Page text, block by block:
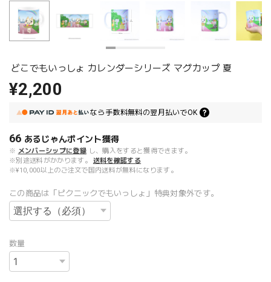
どこでもいっしょ カレンダーシリーズ マグカップ 夏
¥2,200
なら 手数料無料の翌月払いでOK
66 あるじゃんポイント獲得
※ メンバーシップに登録 し、購入をすると獲得できます。
※別途送料がかかります。
送料を確認する
※¥10,000以上のご注文で国内送料が無料になります。
この商品は「ピクニックでもいっしょ」特典対象外です。
数量